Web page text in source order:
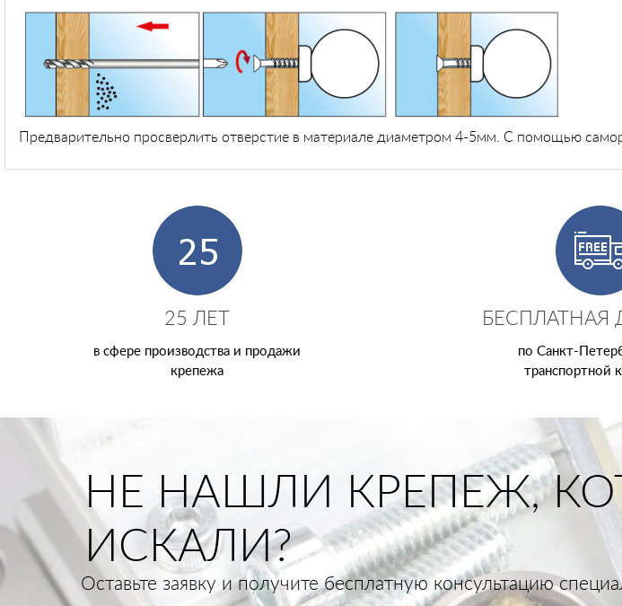
Предварительно просверлить отверстие в материале диаметром 4-5мм. С помощью
25 ЛЕТ
в сфере производства и продажи
крепежа
БЕСПЛАТНАЯ
по Санкт-
транспортной
НЕ НАШЛИ КРЕПЕЖ,
ИСКАЛИ?
Оставьте заявку и получите бесплатную консультацию